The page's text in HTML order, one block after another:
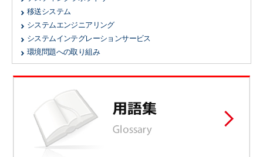
移送システム
システムエンジニアリング
システムインテグレーションサービス
環境問題への取り組み